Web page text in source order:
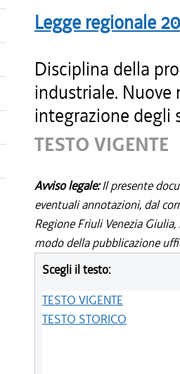
Legge regionale
Disciplina della
industriale.
integrazione degli
TESTO VIGENTE
Avviso legale:Il presente
eventuali annotazioni, dal
Regione Friuli Venezia
modo della pubblicazione
Scegli il testo:
TESTO VIGENTE
TESTO STORICO